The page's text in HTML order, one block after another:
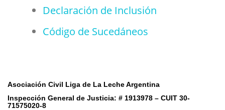
Declaración de Inclusión
Código de Sucedáneos
Asociación Civil Liga de La Leche Argentina
Inspección General de Justicia: # 1913978 – CUIT 30-
71575020-8